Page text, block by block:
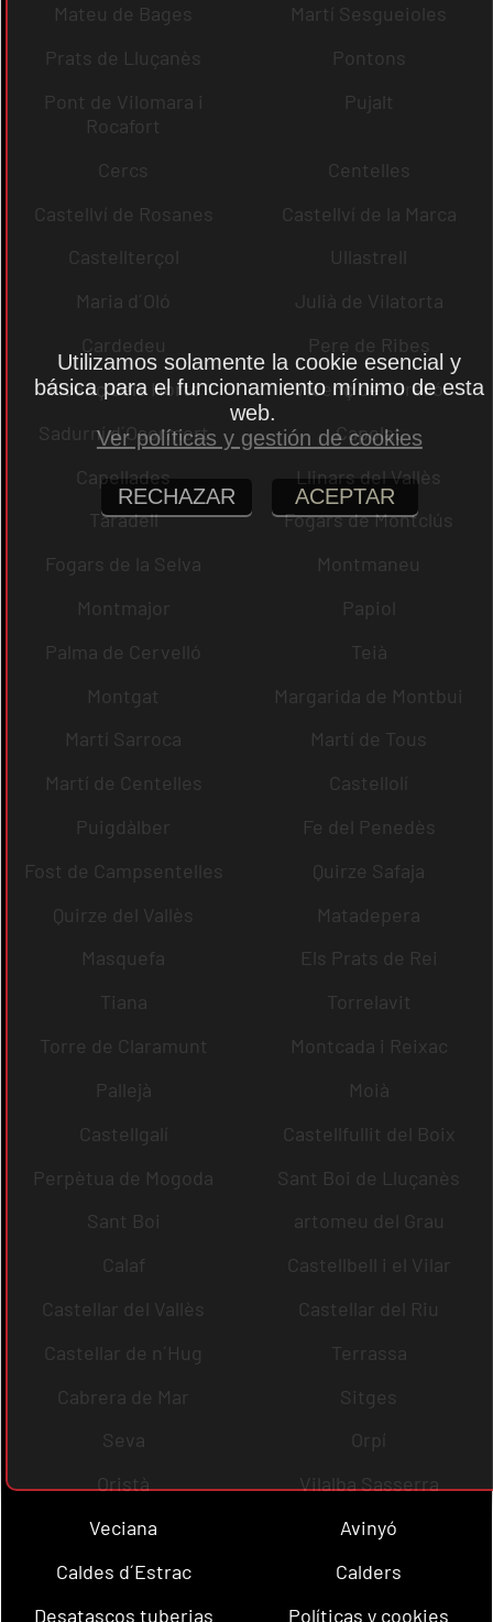
Mateu de Bages
Martí Sesgueioles
Prats de Lluçanès
Pontons
Pont de Vilomara i
Rocafort
Pujalt
Cercs
Centelles
Castellví de Rosanes
Castellví de la Marca
Castellterçol
Ullastrell
Maria d´Oló
Julià de Vilatorta
Cardedeu
Pere de Ribes
Vicenç dels Horts
Vicenç de Torelló
Sadurní d´Osormort
Capolat
Capellades
Llinars del Vallès
Taradell
Fogars de Montclús
Fogars de la Selva
Montmaneu
Montmajor
Papiol
Palma de Cervelló
Teià
Montgat
Margarida de Montbui
Martí Sarroca
Martí de Tous
Martí de Centelles
Castellolí
Puigdàlber
Fe del Penedès
Fost de Campsentelles
Quirze Safaja
Quirze del Vallès
Matadepera
Masquefa
Els Prats de Rei
Tiana
Torrelavit
Torre de Claramunt
Montcada i Reixac
Pallejà
Moià
Castellgalí
Castellfullit del Boix
Perpètua de Mogoda
Sant Boi de Lluçanès
Sant Boi
artomeu del Grau
Calaf
Castellbell i el Vilar
Castellar del Vallès
Castellar del Riu
Castellar de n´Hug
Terrassa
Cabrera de Mar
Sitges
Seva
Orpí
Oristà
Vilalba Sasserra
Veciana
Avinyó
Caldes d´Estrac
Calders
Desatascos tuberias
Políticas y cookies
Utilizamos solamente la cookie esencial y
básica para el funcionamiento mínimo de esta
web.
Ver políticas y gestión de cookies
RECHAZAR ACEPTAR